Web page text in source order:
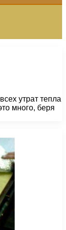
утрат тепла
много, беря